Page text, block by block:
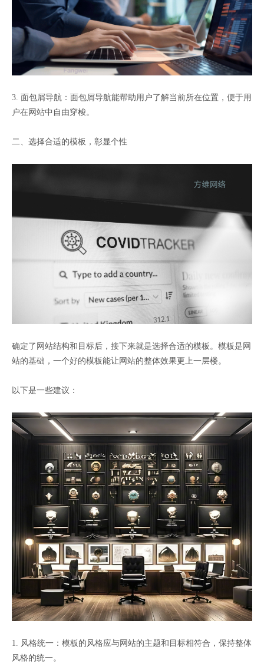
3. 面包屑导航：面包屑导航能帮助用户了解当前所在位置，便于用
户在网站中自由穿梭。
二、选择合适的模板，彰显个性
确定了网站结构和目标后，接下来就是选择合适的模板。模板是网
站的基础，一个好的模板能让网站的整体效果更上一层楼。
以下是一些建议：
1. 风格统一：模板的风格应与网站的主题和目标相符合，保持整体
风格的统一。